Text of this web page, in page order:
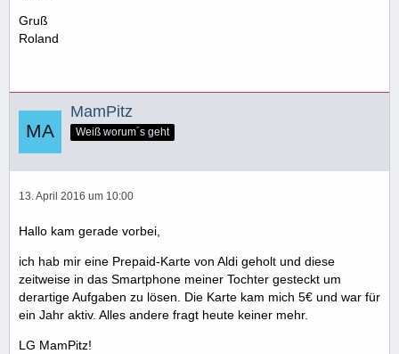
Gruß
Roland
MamPitz
Weiß worum´s geht
13. April 2016 um 10:00
Hallo kam gerade vorbei,
ich hab mir eine Prepaid-Karte von Aldi geholt und diese
zeitweise in das Smartphone meiner Tochter gesteckt um
derartige Aufgaben zu lösen. Die Karte kam mich 5€ und war für
ein Jahr aktiv. Alles andere fragt heute keiner mehr.
LG MamPitz!